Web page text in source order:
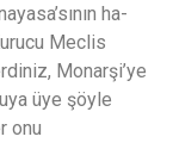
ha-
Meclis
Monarşi’ye
üye şöyle
onu